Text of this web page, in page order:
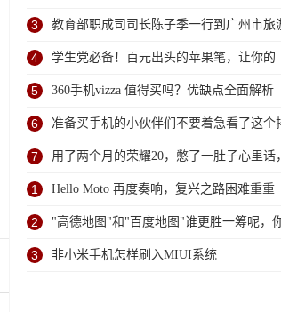
3 教育部职成司司长陈子季一行到广州市旅
商务职业学校考察调研
4 学生党必备！百元出头的苹果笔，让你的
iPad成为学习神器
5 360手机vizza 值得买吗？优缺点全面解析
6 准备买手机的小伙伴们不要着急看了这个
行榜再决定买哪款手机吧
7 用了两个月的荣耀20，憋了一肚子心里话，
今天终于一吐为快
1 Hello Moto 再度奏响，复兴之路困难重重
2 "高德地图"和"百度地图"谁更胜一筹呢，
手机里最经常用的是谁？
3 非小米手机怎样刷入MIUI系统